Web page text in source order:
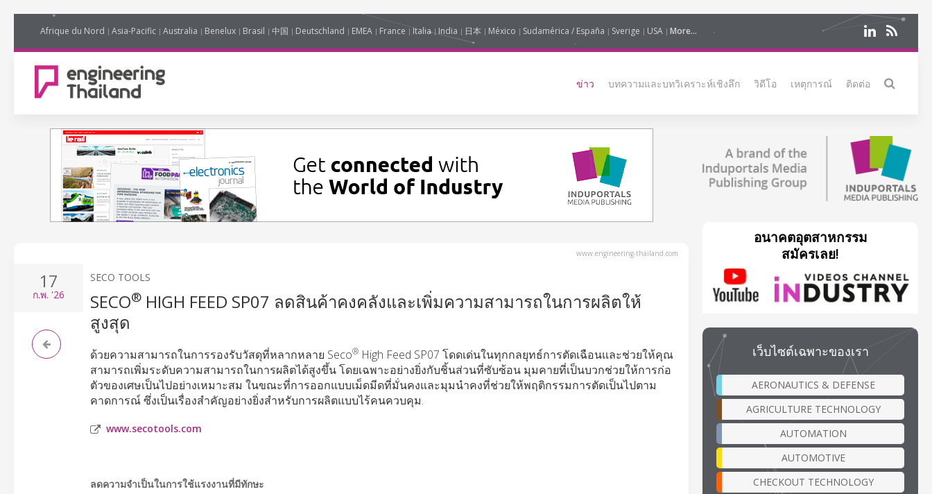
Afrique du Nord Asia-Pacific Australia Benelux Brasil 中国 Deutschland EMEA France Italia India 日本 México Sudamérica / España Sverige USA More...
ข่าว บทความและบทวิเคราะห์เชิงลึก วิดีโอ เหตุการณ์ ติดต่อ
www.engineering-thailand.com
17
ก.พ. '26
SECO TOOLS
SECO® HIGH FEED SP07 ลดสินค้าคงคลังและเพิ่มความสามารถในการผลิตให้
สูงสุด
ด้วยความสามารถในการรองรับวัสดุที่หลากหลาย Seco® High Feed SP07 โดดเด่นในทุกกลยุทธ์การตัดเฉือนและช่วยให้คุณ
สามารถเพิ่มระดับความสามารถในการผลิตได้สูงขึ้น โดยเฉพาะอย่างยิ่งกับชิ้นส่วนที่ซับซ้อน มุมคายที่เป็นบวกช่วยให้การก่อ
ตัวของเศษเป็นไปอย่างเหมาะสม ในขณะที่การออกแบบเม็ดมีดที่มั่นคงและมุมนำคงที่ช่วยให้พฤติกรรมการตัดเป็นไปตาม
คาดการณ์ ซึ่งเป็นเรื่องสำคัญอย่างยิ่งสำหรับการผลิตแบบไร้คนควบคุม.
www.secotools.com
ลดความจำเป็นในการใช้แรงงานที่มีทักษะ
อนาคตอุตสาหกรรม
สมัครเลย!
เว็บไซต์เฉพาะของเรา
AERONAUTICS & DEFENSE
AGRICULTURE TECHNOLOGY
AUTOMATION
AUTOMOTIVE
CHECKOUT TECHNOLOGY